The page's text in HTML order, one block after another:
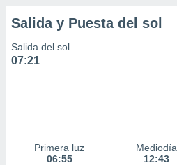
Salida y Puesta del sol
Salida del sol
07:21
Primera luz
06:55
Mediodía
12:43